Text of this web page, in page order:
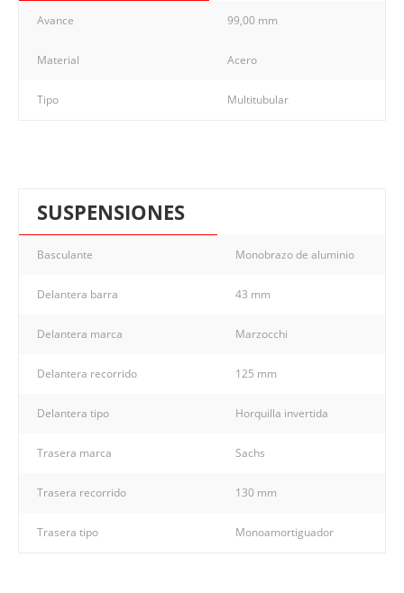
Avance 99,00 mm
Material Acero
Tipo Multitubular
SUSPENSIONES
Basculante Monobrazo de aluminio
Delantera barra 43 mm
Delantera marca Marzocchi
Delantera recorrido 125 mm
Delantera tipo Horquilla invertida
Trasera marca Sachs
Trasera recorrido 130 mm
Trasera tipo Monoamortiguador